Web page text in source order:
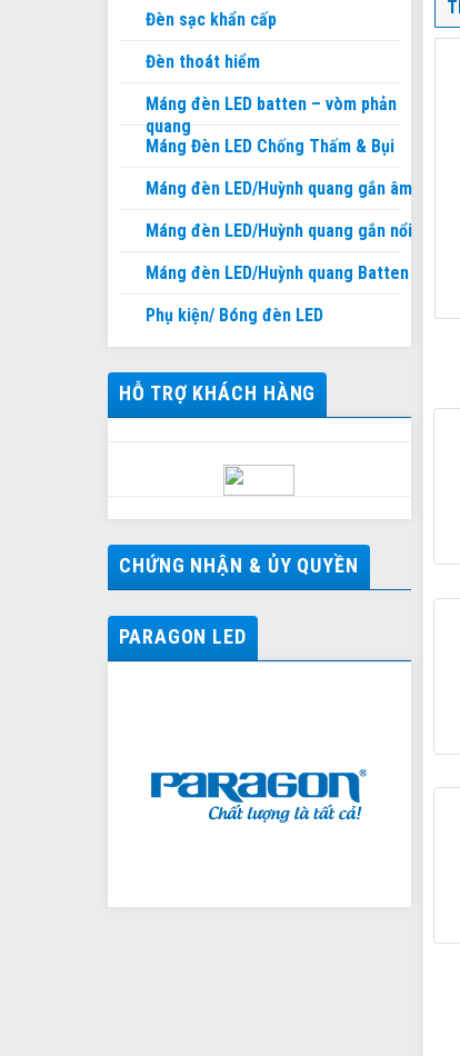
Đèn sạc khẩn cấp
Đèn thoát hiểm
Máng đèn LED batten – vòm phản
quang
Máng Đèn LED Chống Thấm & Bụi
Máng đèn LED/Huỳnh quang gắn âm
Máng đèn LED/Huỳnh quang gắn nổi
Máng đèn LED/Huỳnh quang Batten
Phụ kiện/ Bóng đèn LED
HỖ TRỢ KHÁCH HÀNG
CHỨNG NHẬN & ỦY QUYỀN
PARAGON LED